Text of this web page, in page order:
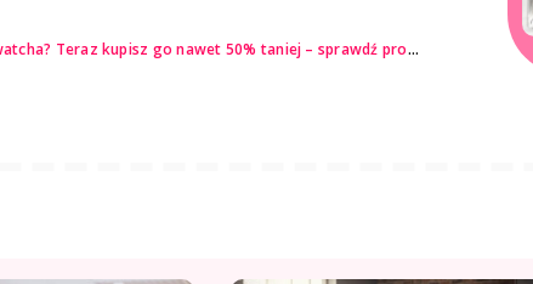
Teraz kupisz go nawet 50% taniej – sprawdź promocje